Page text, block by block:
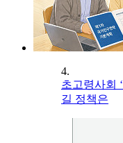
4.
초고령사회
길 정책은